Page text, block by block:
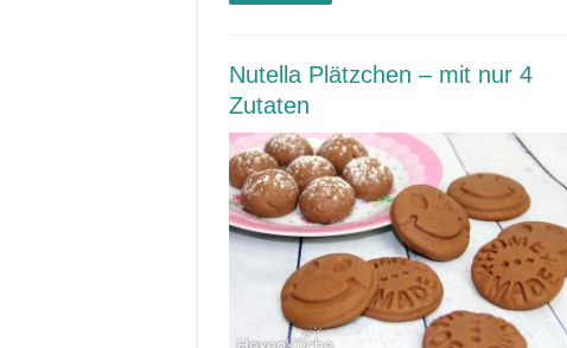
Nutella Plätzchen – mit nur 4
Zutaten